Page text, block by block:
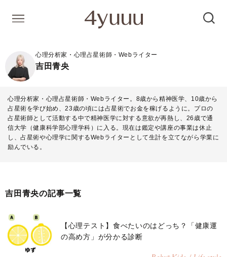
心理分析家・心理占星術師・Webライター
吉田青央
心理分析家・心理占星術師・Webライター。8歳から精神医学、10歳から
占星術を学び始め、23歳の頃には占星術でお金を稼げるように。プロの
占星術師として活動する中で精神医学に対する意欲が再熱し、26歳で通
信大学（健康科学部心理学科）に入る。現在は鑑定や講座の事業は休止
し、占星術や心理学に関するWebライターとして生計を立てながら学業に
励んでいる。
吉田青央の記事一覧
【心理テスト】食べたいのはどっち？「健康運
の高め方」が分かる診断